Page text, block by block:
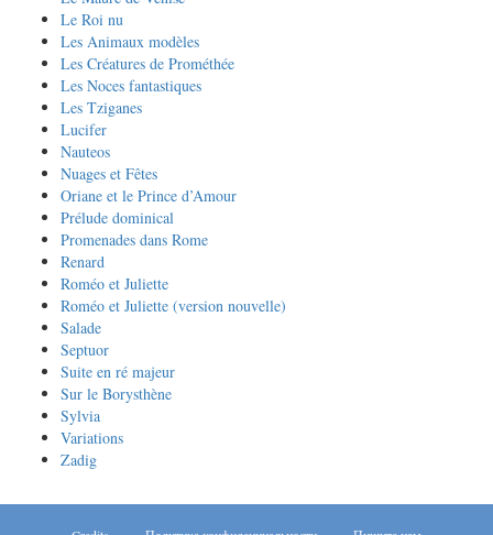
Le Roi nu
Les Animaux modèles
Les Créatures de Prométhée
Les Noces fantastiques
Les Tziganes
Lucifer
Nauteos
Nuages et Fêtes
Oriane et le Prince d’Amour
Prélude dominical
Promenades dans Rome
Renard
Roméo et Juliette
Roméo et Juliette (version nouvelle)
Salade
Septuor
Suite en ré majeur
Sur le Borysthène
Sylvia
Variations
Zadig